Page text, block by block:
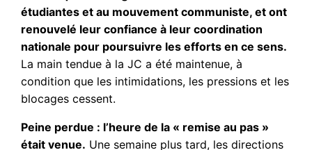
étudiantes et au mouvement communiste, et ont
renouvelé leur confiance à leur coordination
nationale pour poursuivre les efforts en ce sens.
La main tendue à la JC a été maintenue, à
condition que les intimidations, les pressions et les
blocages cessent.
Peine perdue : l’heure de la « remise au pas »
était venue. Une semaine plus tard, les directions